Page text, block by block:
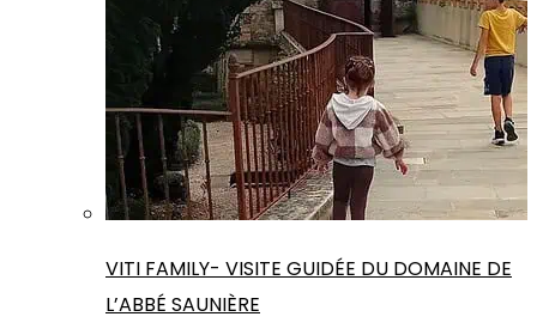
VITI FAMILY- VISITE GUIDÉE DU DOMAINE DE
L’ABBÉ SAUNIÈRE